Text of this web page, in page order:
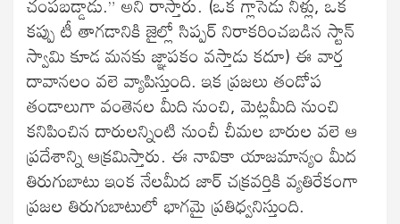
కప్పు టీ తాగడానికి జైల్లో సిప్పర్‍ నిరాకరించబడిన స్టాన్‍
స్వామి కూడ మనకు జ్ఞాపకం వస్తాడు కదూ) ఈ వార్త
దావానలం వలె వ్యాపిస్తుంది. ఇక ప్రజలు తండోప
తండాలుగా వంతెనల మీది నుంచి, మెట్లమీది నుంచి
కనిపించిన దారులన్నింటి నుంచీ చీమల బారుల వలె ఆ
ప్రదేశాన్ని ఆక్రమిస్తారు. ఈ నావికా యాజమాన్యం మీద
తిరుగుబాటు ఇంక నేలమీద జార్‍ చక్రవర్తికి వ్యతిరేకంగా
ప్రజల తిరుగుబాటులో భాగమై ప్రతిధ్వనిస్తుంది.